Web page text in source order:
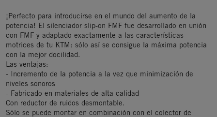
¡Perfecto para introducirse en el mundo del aumento de la
potencia! El silenciador slip-on FMF fue desarrollado en unión
con FMF y adaptado exactamente a las características
motrices de tu KTM: sólo así se consigue la máxima potencia
con la mejor docilidad.
Las ventajas:
- Incremento de la potencia a la vez que minimización de
niveles sonoros
- Fabricado en materiales de alta calidad
Con reductor de ruidos desmontable.
Sólo se puede montar en combinación con el colector de